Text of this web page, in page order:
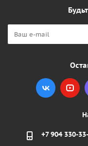
+7 904 330-